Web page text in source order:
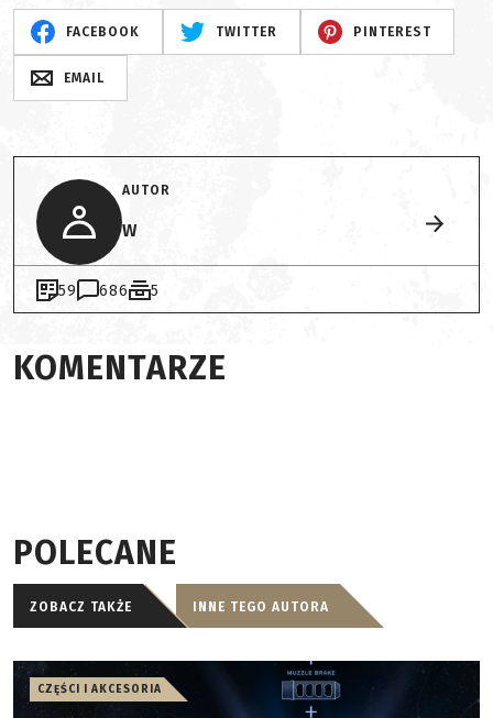
FACEBOOK TWITTER PINTEREST
EMAIL
AUTOR
W
59 686 5
KOMENTARZE
POLECANE
ZOBACZ TAKŻE INNE TEGO AUTORA
CZĘŚCI I AKCESORIA